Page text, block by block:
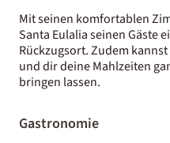
Mit seinen komfortablen
Santa Eulalia seinen Gäste
Rückzugsort. Zudem
und dir deine Mahlzeiten
bringen lassen.
Gastronomie